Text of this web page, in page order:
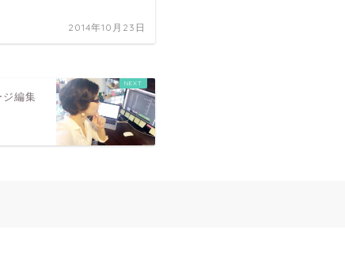
2014年10月23日
編集